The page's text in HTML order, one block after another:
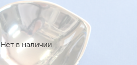
Нет в наличии